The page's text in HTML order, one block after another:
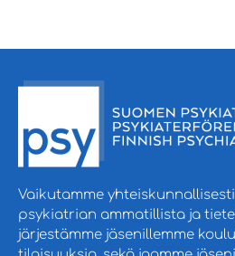
Vaikutamme
psykiatrian ammatillista ja
järjestämme jäsenillemme